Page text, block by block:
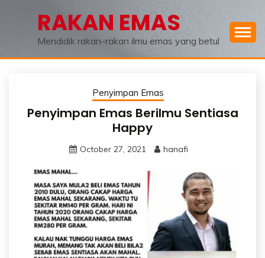
RAKAN EMAS
Mendidik rakan-rakan ilmu emas yang betul
Penyimpan Emas
Penyimpan Emas Berilmu Sentiasa
Happy
October 27, 2021 hanafi